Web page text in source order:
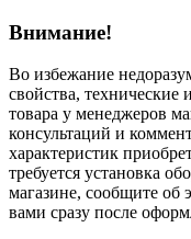
Внимание!
Во избежание
свойства, технические
товара у менеджеров
консультаций и
характеристик
требуется установка
магазине, сообщите об
вами сразу после